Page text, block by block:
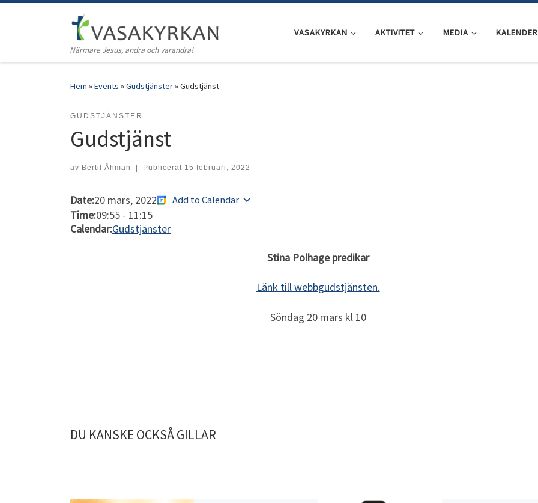
Hoppa till innehåll
Närmare Jesus, andra och varandra!
VASAKYRKAN AKTIVITET MEDIA KALENDER
Hem »Events »Gudstjänster»Gudstjänst
GUDSTJÄNSTER
Gudstjänst
av Bertil Åhman Publicerat 15 februari, 2022
Date:20 mars, 2022 Add to Calendar
Time:09:55 - 11:15
Calendar:Gudstjänster
Stina Polhage predikar
Länk till webbgudstjänsten.
Söndag 20 mars kl 10
DU KANSKE OCKSÅ GILLAR